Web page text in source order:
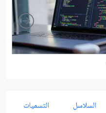
السلاسل التسميات